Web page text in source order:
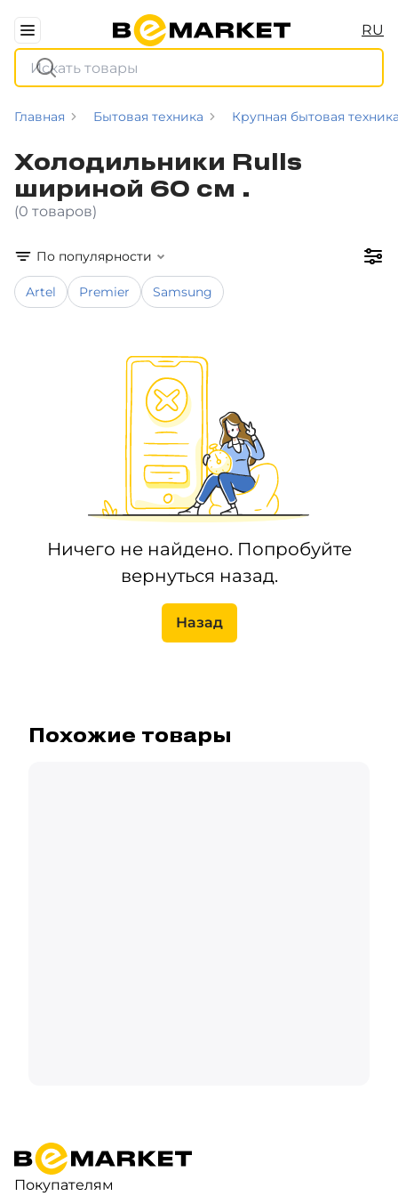
RU
Главная Бытовая техника Крупная бытовая
Холодильники Rulls
шириной 60 см .
(0 товаров)
По популярности
Artel Premier Samsung
Ничего не найдено. Попробуйте
вернуться назад.
Назад
Похожие товары
Покупателям